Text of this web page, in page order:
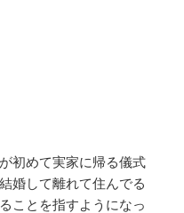
初めて実家に帰る儀式
婚して離れて住んでる
ことを指すようになっ